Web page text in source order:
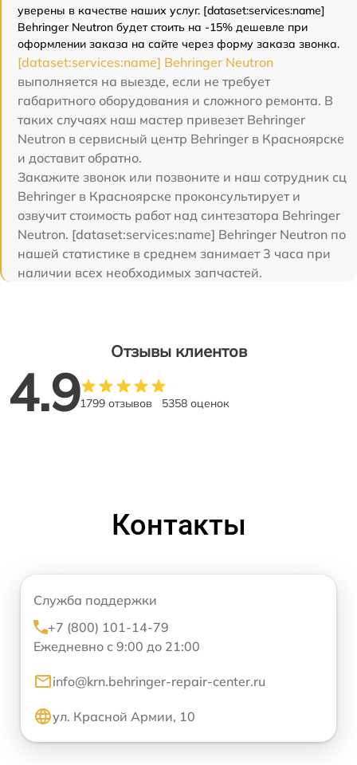
уверены в качестве наших услуг. [dataset:services:name]
Behringer Neutron будет стоить на -15% дешевле при
оформлении заказа на сайте через форму заказа звонка.
[dataset:services:name] Behringer Neutron
выполняется на выезде, если не требует
габаритного оборудования и сложного ремонта. В
таких случаях наш мастер привезет Behringer
Neutron в сервисный центр Behringer в Красноярске
и доставит обратно.
Закажите звонок или позвоните и наш сотрудник сц
Behringer в Красноярске проконсультирует и
озвучит стоимость работ над синтезатора Behringer
Neutron. [dataset:services:name] Behringer Neutron по
нашей статистике в среднем занимает 3 часа при
наличии всех необходимых запчастей.
Отзывы клиентов
4.91799 отзывов 5358 оценок
Контакты
Служба поддержки
+7 (800) 101-14-79
Ежедневно с 9:00 до 21:00
info@krn.behringer-repair-center.ru
ул. Красной Армии, 10